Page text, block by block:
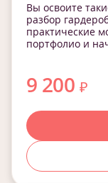
Вы освоите
разбор
практические
портфолио и
9 200 ₽